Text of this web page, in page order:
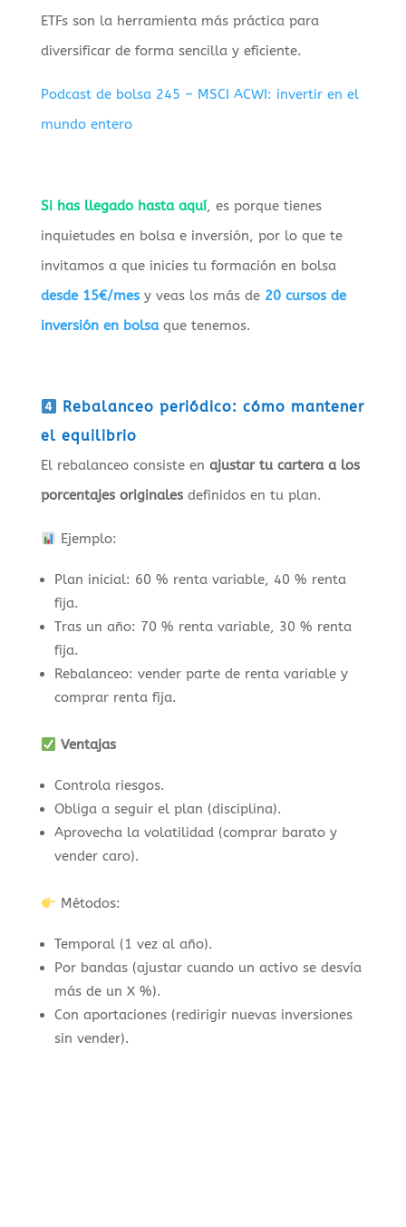
ETFs son la herramienta más práctica para
diversificar de forma sencilla y eficiente.
Podcast de bolsa 245 – MSCI ACWI: invertir en el
mundo entero
Si has llegado hasta aquí, es porque tienes
inquietudes en bolsa e inversión, por lo que te
invitamos a que inicies tu formación en bolsa
desde 15€/mesy veas los más de 20 cursos de
inversión en bolsaque tenemos.
Rebalanceo periódico: cómo mantener
el equilibrio
El rebalanceo consiste en ajustar tu cartera a los
porcentajes originalesdefinidos en tu plan.
Ejemplo:
Plan inicial: 60 % renta variable, 40 % renta
fija.
Tras un año: 70 % renta variable, 30 % renta
fija.
Rebalanceo: vender parte de renta variable y
comprar renta fija.
Ventajas
Controla riesgos.
Obliga a seguir el plan (disciplina).
Aprovecha la volatilidad (comprar barato y
vender caro).
Métodos:
Temporal (1 vez al año).
Por bandas (ajustar cuando un activo se desvía
más de un X %).
Con aportaciones (redirigir nuevas inversiones
sin vender).